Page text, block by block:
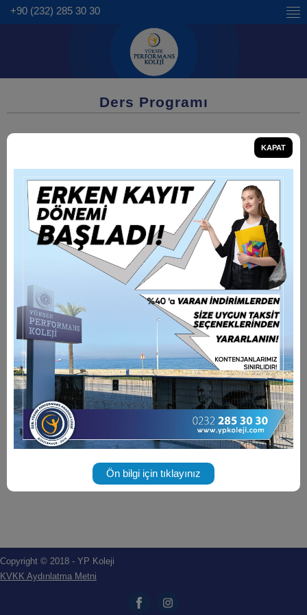
+90 (232) 285 30 30
Ders Programı
Copyright © 2018 - YP Koleji
KVKK Aydınlatma Metni
KAPAT
Ön bilgi için tıklayınız